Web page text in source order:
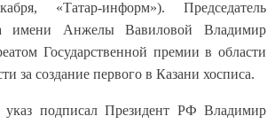
«Татар-информ»). Председатель
имени Анжелы Вавиловой Владимир
Государственной премии в области
за создание первого в Казани хосписа.
указ подписал Президент РФ Владимир